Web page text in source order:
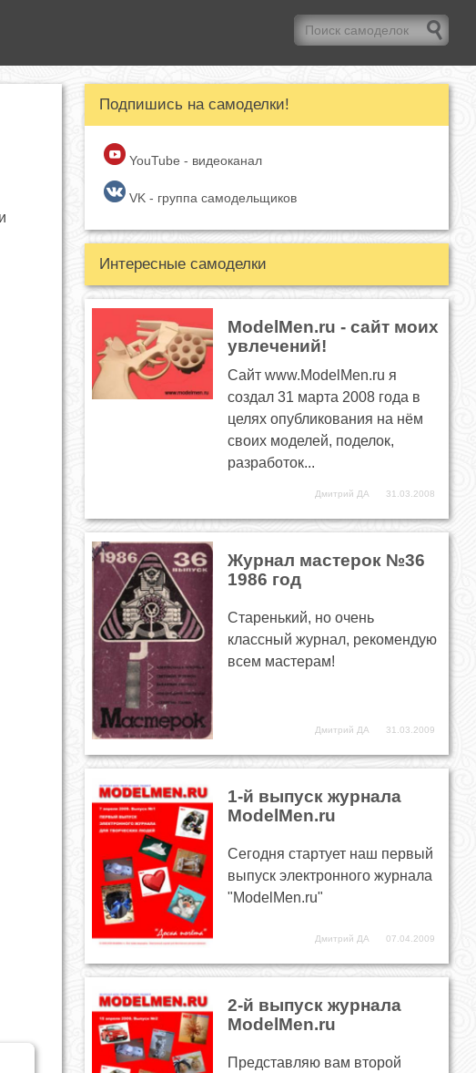
Подпишись на самоделки!
YouTube - видеоканал
VK - группа самодельщиков
Интересные самоделки
ModelMen.ru - сайт моих
увлечений!
Сайт www.ModelMen.ru я
создал 31 марта 2008 года в
целях опубликования на нём
своих моделей, поделок,
разработок...
Дмитрий ДА 31.03.2008
Журнал мастерок №36
1986 год
Старенький, но очень
классный журнал, рекомендую
всем мастерам!
Дмитрий ДА 31.03.2009
1-й выпуск журнала
ModelMen.ru
Сегодня стартует наш первый
выпуск электронного журнала
"ModelMen.ru"
Дмитрий ДА 07.04.2009
2-й выпуск журнала
ModelMen.ru
Представляю вам второй